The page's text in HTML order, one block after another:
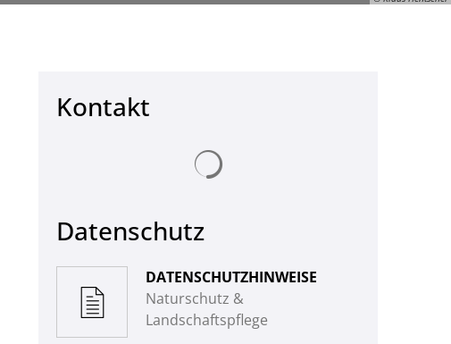
Kontakt
Datenschutz
DATENSCHUTZHINWEISE
Naturschutz &
Landschaftspflege